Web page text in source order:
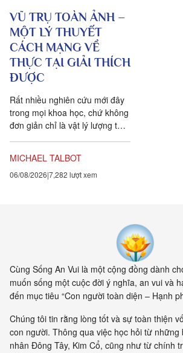
VŨ TRỤ TOÀN ẢNH –
MỘT LÝ THUYẾT
CÁCH MẠNG VỀ
THỰC TẠI GIẢI THÍCH
ĐƯỢC
Rất nhiều nghiên cứu mới đây
trong mọi khoa học, chứ không
đơn giản chỉ là vật lý lượng tử,
chúng ta tưởng. Một câu
chuyện khoa học đang xuất
kết nối. Khía cạnh quan trọng
nhất của sự sống không còn là
vật nữa, mà là mối liên hệ giữa
các vật.
MICHAEL TALBOT
06/08/2026 7,282 lượt xem
Cùng Sống An Vui là một cộng đồng dành
muốn sống một cuộc đời ý nghĩa, an vui và
đến mục tiêu “Con người toàn diện – Hạnh
Chúng tôi tin rằng lòng tốt và sự toàn thiện
con người. Thông qua việc học hỏi từ những
nhân Đông Tây, Kim Cổ, cũng như từ chính